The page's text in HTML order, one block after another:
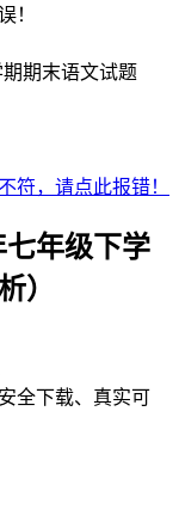
！
符，请点此报错！
七年级下学
）
全下载、真实可